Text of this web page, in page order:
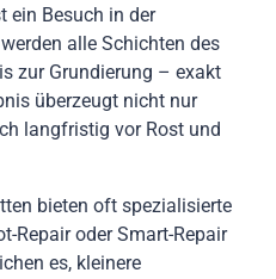
ein Besuch in der
alle Schichten des
zur Grundierung – exakt
überzeugt nicht nur
langfristig vor Rost und
bieten oft spezialisierte
Repair oder Smart-Repair
es, kleinere